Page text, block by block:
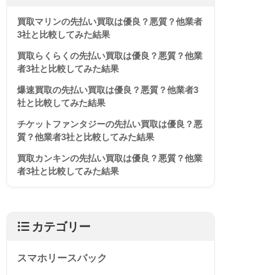
買取マリンの先払い買取は優良？悪質？他業者
3社と比較してみた結果
買取らくらくの先払い買取は優良？悪質？他業
者3社と比較してみた結果
爆速買取の先払い買取は優良？悪質？他業者3
社と比較してみた結果
チケットファンタジーの先払い買取は優良？悪
質？他業者3社と比較してみた結果
買取カンキンの先払い買取は優良？悪質？他業
者3社と比較してみた結果
カテゴリー
スマホリースバック